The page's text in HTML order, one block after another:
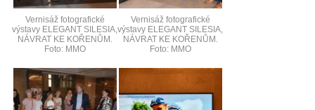
Vernisáž fotografické
výstavy ELEGANT SILESIA,
NÁVRAT KE KOŘENŮM.
Foto: MMO
Vernisáž fotografické
výstavy ELEGANT SILESIA,
NÁVRAT KE KOŘENŮM.
Foto: MMO